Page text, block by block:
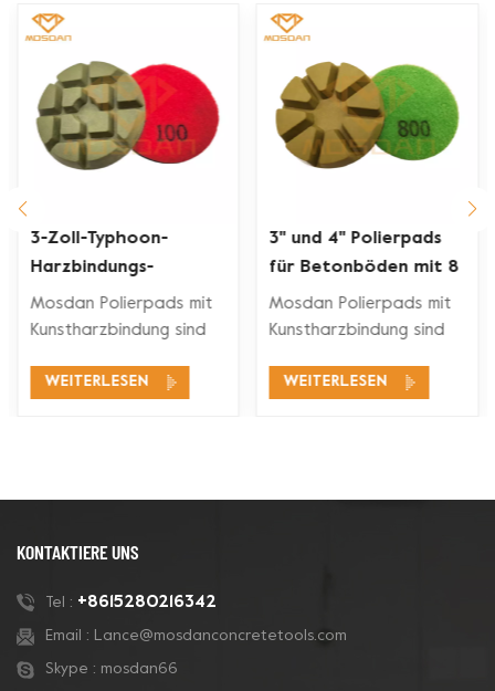
3'' und 4'' Polierpads
für Betonböden mit 8
Torten
Mosdan Polierpads mit
Kunstharzbindung sind
Bodenpoliermaschinen
versehen und können
Trägerpolster montiert
werden, um auf jede
WEITERLESEN
3-Zoll-
Bodenpolierpads mit
Kunstharzbindung und
Klettverschluss
Mosdan Polierpads mit
Kunstharzbindung sind
Bodenpoliermaschinen
WEITERLESEN
KONTAKTIERE UNS
Tel : +8615280216342
Email : Lance@mosdanconcretetools.com
Skype : mosdan66